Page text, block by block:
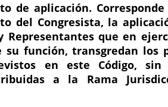
de aplicación.
del Congresista, la
Representantes que en
su función, transgredan los
en este Código,
a la Rama